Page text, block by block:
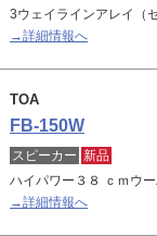
3ウェイラインアレイ（
→詳細情報へ
TOA
FB-150W
スピーカー 新品
ハイパワー３８ ｃｍウ
→詳細情報へ